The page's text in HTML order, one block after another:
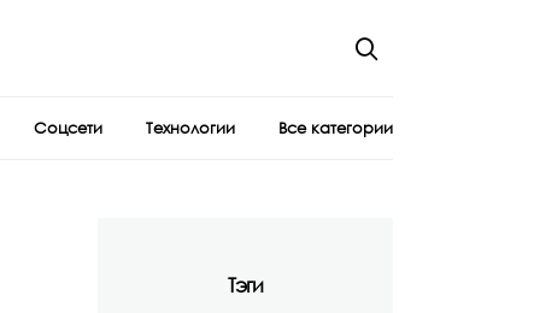
Соцсети Технологии Все категории
Тэги